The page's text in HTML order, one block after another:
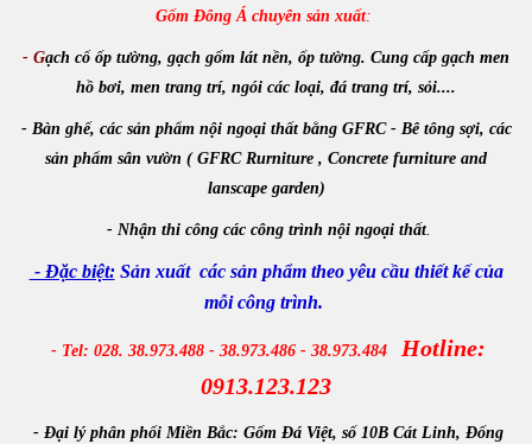
Gốm Đông Á chuyên sản xuất:
- Gạch cổ ốp tường, gạch gốm lát nền, ốp tường. Cung cấp gạch men
hồ bơi, men trang trí, ngói các loại, đá trang trí, sỏi....
- Bàn ghế, các sản phẩm nội ngoại thất bằng GFRC - Bê tông sợi, các
sản phẩm sân vườn ( GFRC Rurniture , Concrete furniture and
lanscape garden)
- Nhận thi công các công trình nội ngoại thất.
- Đặc biệt: Sản xuất các sản phẩm theo yêu cầu thiết kế của
mỗi công trình.
- Tel: 028. 38.973.488 - 38.973.486 - 38.973.484
Hotline:
0913.123.123
- Đại lý phân phối Miền Bắc: Gốm Đá Việt, số 10B Cát Linh, Đống